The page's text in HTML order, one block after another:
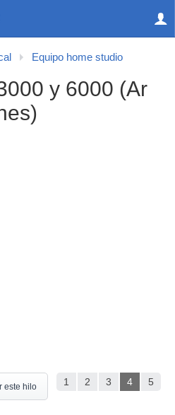
Equipo home studio
y 6000 (Ar
1 2 3 4 5
este hilo